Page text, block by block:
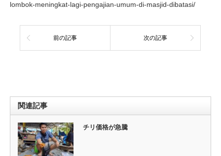
lombok-meningkat-lagi-pengajian-umum-di-masjid-dibatasi/
前の記事 次の記事
関連記事
チリ価格が急騰